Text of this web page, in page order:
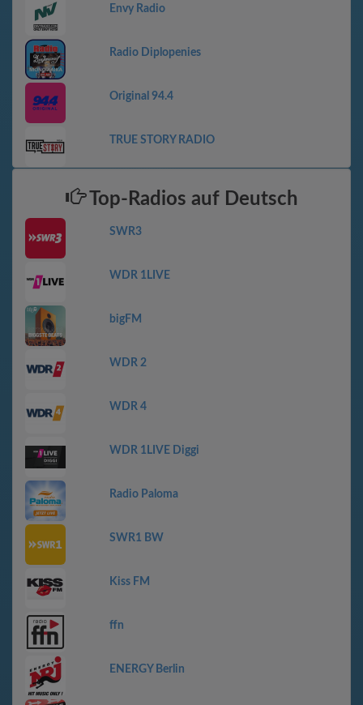
Envy Radio
Radio Diplopenies
Original 94.4
TRUE STORY RADIO
Top-Radios auf Deutsch
SWR3
WDR 1LIVE
bigFM
WDR 2
WDR 4
WDR 1LIVE Diggi
Radio Paloma
SWR1 BW
Kiss FM
ffn
ENERGY Berlin